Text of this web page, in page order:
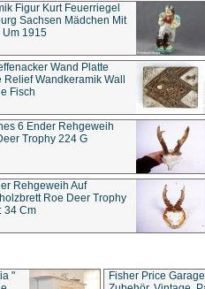
Figur Kurt Feuerriegel
Sachsen Mädchen Mit
Um 1915
Wand Platte
Relief Wandkeramik Wall
Fisch
6 Ender Rehgeweih
Trophy 224 G
Rehgeweih Auf
Roe Deer Trophy
34 Cm
"
Fisher Price